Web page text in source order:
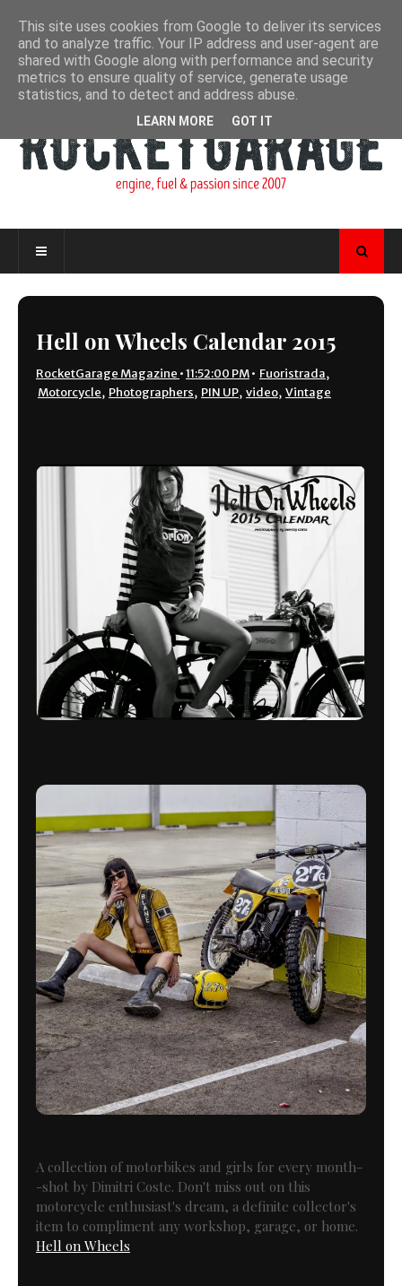
Hell on Wheels Calendar 2015
RocketGarage Magazine •11:52:00 PM• Fuoristrada,
Motorcycle, Photographers, PIN UP, video, Vintage
A collection of motorbikes and girls for every month-
-shot by Dimitri Coste. Don't miss out on this
motorcycle enthusiast's dream, a definite collector's
item to compliment any workshop, garage, or home.
Hell on Wheels
This site uses cookies from Google to deliver its services
and to analyze traffic. Your IP address and user-agent are
shared with Google along with performance and security
metrics to ensure quality of service, generate usage
statistics, and to detect and address abuse.
LEARN MORE GOT IT